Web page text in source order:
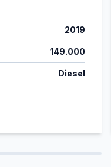
2019
149.000
Diesel